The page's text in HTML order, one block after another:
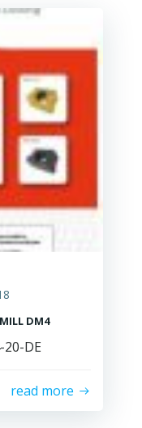
DM4
DE
read more